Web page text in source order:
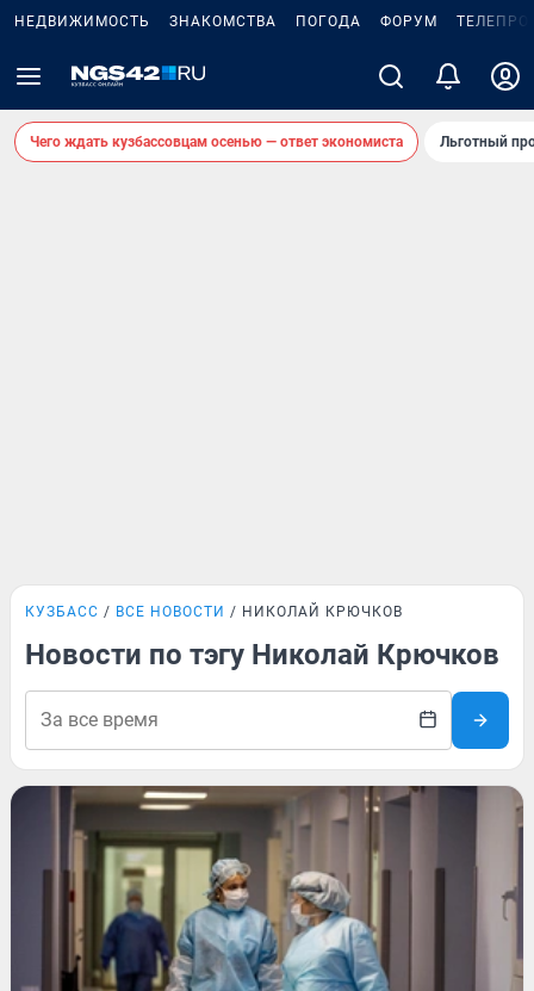
НЕДВИЖИМОСТЬ ЗНАКОМСТВА ПОГОДА ФОРУМ
Чего ждать кузбассовцам осенью — ответ экономиста Льготный
КУЗБАСС ВСЕ НОВОСТИ НИКОЛАЙ КРЮЧКОВ
Новости по тэгу Николай Крючков